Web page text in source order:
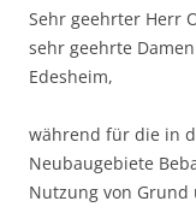
Sehr geehrter Herr
sehr geehrte
Edesheim,
während für die in
Neubaugebiete
Nutzung von